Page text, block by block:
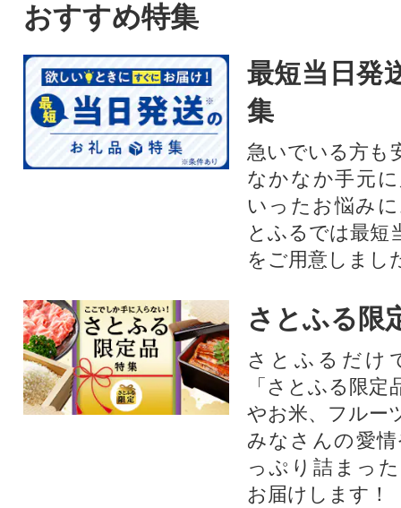
おすすめ特集
最短当日発
集
急いでいる方も
なかなか手元
いったお悩み
とふるでは最短
をご用意しまし
さとふる限
さとふるだけ
「さとふる限
やお米、フルー
みなさんの愛
っぷり詰まっ
お届けします！